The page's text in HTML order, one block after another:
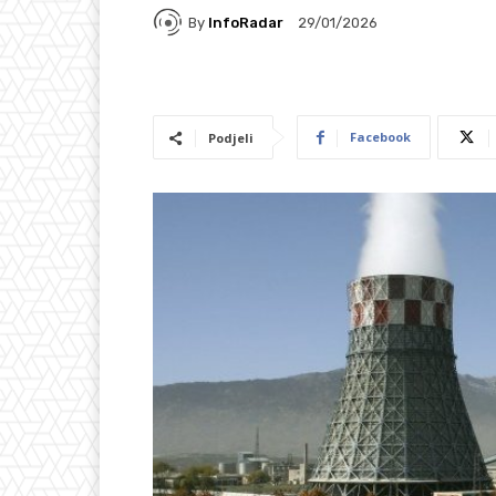
By InfoRadar 29/01/2026
Podjeli Facebook